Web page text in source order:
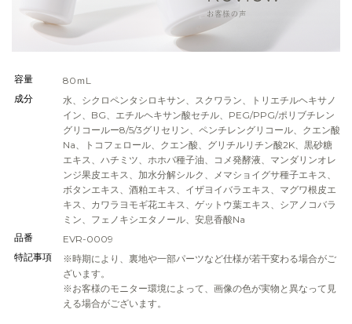
容量
80ｍL
成分
水、シクロペンタシロキサン、スクワラン、トリエチルヘキサノ
イン、BG、エチルヘキサン酸セチル、PEG/PPG/ポリブチレン
グリコールー8/5/3グリセリン、ペンチレングリコール、クエン酸
Na、トコフェロール、クエン酸、グリチルリチン酸2K、黒砂糖
エキス、ハチミツ、ホホバ種子油、コメ発酵液、マンダリンオレ
ンジ果皮エキス、加水分解シルク、メマショイグサ種子エキス、
ボタンエキス、酒粕エキス、イザヨイバラエキス、マグワ根皮エ
キス、カワラヨモギ花エキス、ゲットウ葉エキス、シアノコバラ
ミン、フェノキシエタノール、安息香酸Na
品番
EVR-0009
特記事項
※時期により、裏地や一部パーツなど仕様が若干変わる場合がご
ざいます。
※お客様のモニター環境によって、画像の色が実物と異なって見
える場合がございます。